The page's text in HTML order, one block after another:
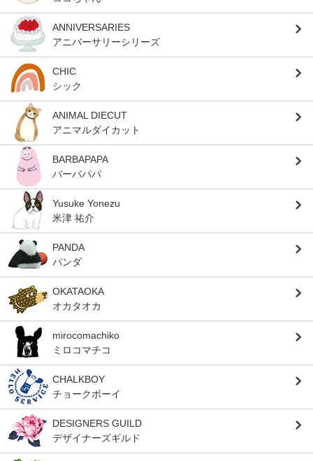
ANNIVERSARIES
アニバーサリーシリーズ
CHIC
シック
ANIMAL DIECUT
アニマルダイカット
BARBAPAPA
バーバパパ
Yusuke Yonezu
米津 祐介
PANDA
パンダ
OKATAOKA
オカタオカ
mirocomachiko
ミロコマチコ
CHALKBOY
チョークボーイ
DESIGNERS GUILD
デザイナーズギルド